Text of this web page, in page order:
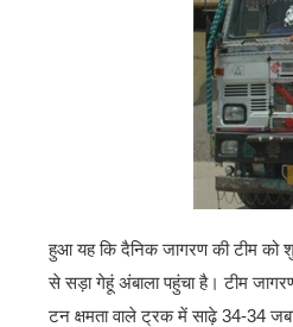
हुआ यह कि दैनिक जागरण की टीम को
से सड़ा गेहूं अंबाला पहुंचा है। टीम
टन क्षमता वाले ट्रक में साढ़े 34-34